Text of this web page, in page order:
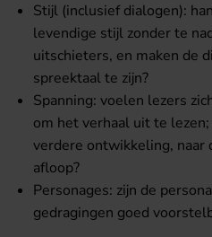
Stijl (inclusief dialogen):
levendige stijl zonder te
uitschieters, en maken de
spreektaal te zijn?
Spanning: voelen lezers
om het verhaal uit te
verdere ontwikkeling, naar
afloop?
Personages: zijn de
gedragingen goed